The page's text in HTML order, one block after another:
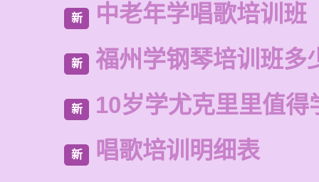
新 中老年学唱歌培训班
新 福州学钢琴培训班多
新 10岁学尤克里里值得
新 唱歌培训明细表